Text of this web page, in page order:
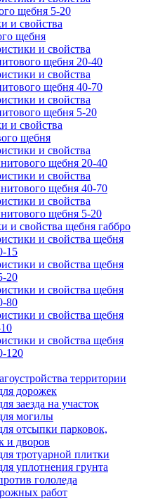
щебня 5-20
и свойства
щебня
и свойства
щебня 20-40
и свойства
щебня 40-70
и свойства
щебня 5-20
и свойства
щебня
и свойства
щебня 20-40
и свойства
щебня 40-70
и свойства
щебня 5-20
и свойства щебня габбро
и свойства щебня
15
и свойства щебня
20
и свойства щебня
80
и свойства щебня
и свойства щебня
120
территории
дорожек
заезда на участок
могилы
отсыпки парковок,
и дворов
тротуарной плитки
уплотнения грунта
гололеда
работ